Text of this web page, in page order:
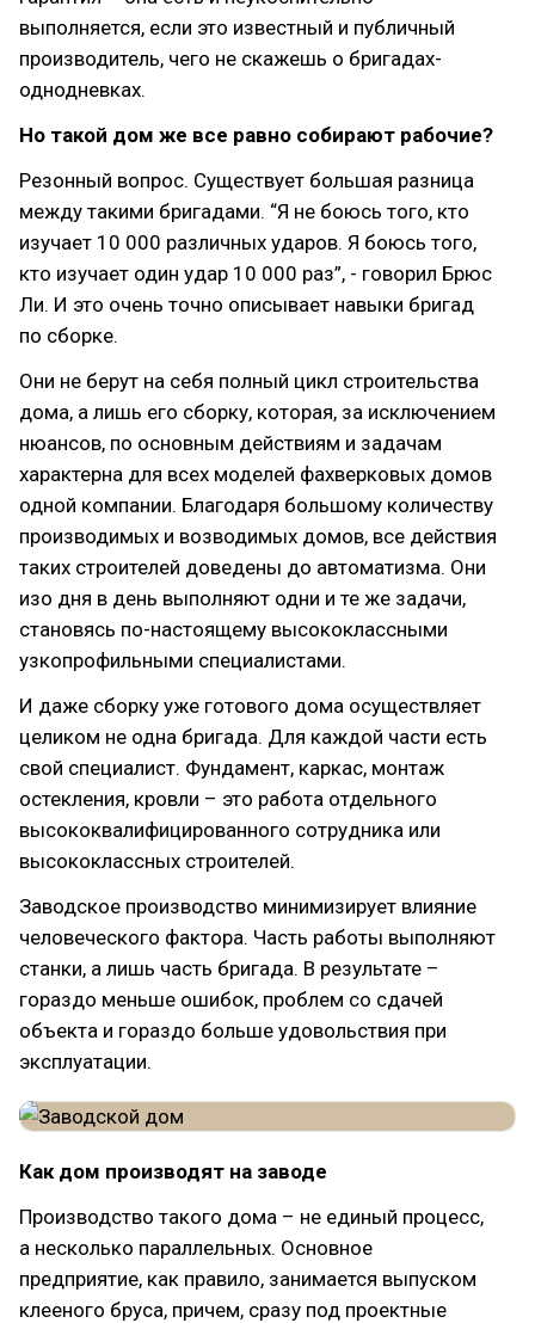
выполняется, если это известный и публичный
производитель, чего не скажешь о бригадах-
однодневках.
Но такой дом же все равно собирают рабочие?
Резонный вопрос. Существует большая разница
между такими бригадами. “Я не боюсь того, кто
изучает 10 000 различных ударов. Я боюсь того,
кто изучает один удар 10 000 раз”, - говорил Брюс
Ли. И это очень точно описывает навыки бригад
по сборке.
Они не берут на себя полный цикл строительства
дома, а лишь его сборку, которая, за исключением
нюансов, по основным действиям и задачам
характерна для всех моделей фахверковых домов
одной компании. Благодаря большому количеству
производимых и возводимых домов, все действия
таких строителей доведены до автоматизма. Они
изо дня в день выполняют одни и те же задачи,
становясь по-настоящему высококлассными
узкопрофильными специалистами.
И даже сборку уже готового дома осуществляет
целиком не одна бригада. Для каждой части есть
свой специалист. Фундамент, каркас, монтаж
остекления, кровли – это работа отдельного
высококвалифицированного сотрудника или
высококлассных строителей.
Заводское производство минимизирует влияние
человеческого фактора. Часть работы выполняют
станки, а лишь часть бригада. В результате –
гораздо меньше ошибок, проблем со сдачей
объекта и гораздо больше удовольствия при
эксплуатации.
Как дом производят на заводе
Производство такого дома – не единый процесс,
а несколько параллельных. Основное
предприятие, как правило, занимается выпуском
клееного бруса, причем, сразу под проектные